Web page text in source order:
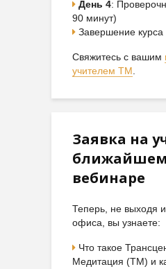
День 4:
90 минут)
Завершение курса
Свяжитесь с вашим
учителем ТМ.
Заявка на
ближайшем
вебинаре
Теперь, не выходя
офиса, вы узнаете:
Что такое
Медитация (ТМ) и